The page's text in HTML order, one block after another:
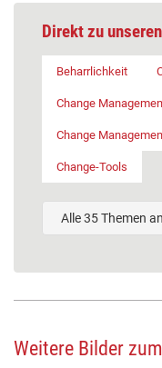
Direkt zu
Beharrlichkeit
Change
Change
Change-Tools
Alle 35 Themen
Weitere Bilder